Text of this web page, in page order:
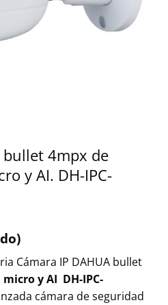
bullet 4mpx de
y AI. DH-IPC-
Cámara IP DAHUA bullet
y AI DH-IPC-
cámara de seguridad